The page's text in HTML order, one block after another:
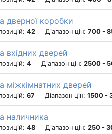
дверної коробки
42 Діапазон цін: 700 -
вхідних дверей
4 Діапазон цін: 2500 -
міжкімнатних дверей
67 Діапазон цін: 1500 -
наличника
48 Діапазон цін: 250 -